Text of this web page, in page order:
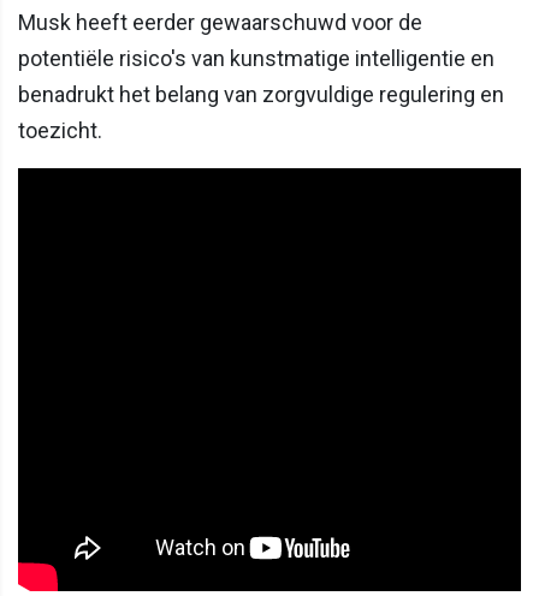
Musk heeft eerder gewaarschuwd voor de
potentiële risico's van kunstmatige intelligentie en
benadrukt het belang van zorgvuldige regulering en
toezicht.